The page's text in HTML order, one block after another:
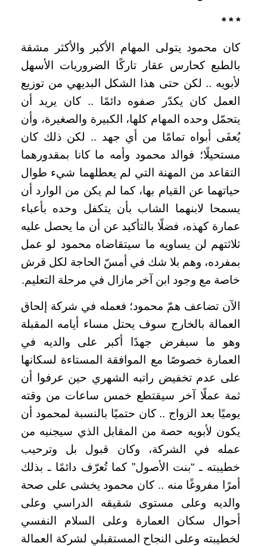
* * *
كان محمود يتولى المهام الأكبر والأكثر مشقة
بالطبع كحارس عقار تاركًا الضروريات الأسهل
لأبويه .. لكن حتى هذا الشكل البديهي من توزيع
العمل كان يكدّر صفوه دائمًا .. كان يريد أن
يتحمّل وحده المهام كلها، الكبيرة والصغيرة، وأن
يُعفَى أبواه تمامًا من أي جهد .. لكن ذلك كان
مستحيلًا؛ فوالد محمود وأمه ما كانا بمقدورهما
التقاعد من المهنة التي لم يعطلهما شيء طوال
حياتهما عن القيام بها، كما لم يكن من الوارد أن
يسمحا لابنهما الشاب بأن يتكفل وحده بأعباء
عمارة كهذه، فضلًا بالتأكيد عن أن ما يحصل عليه
ثلاثتهم لن يساويه ما سيتقاضاه محمود لو عمل
بمفرده، وهم بلا شك في أمسّ الحاجة لكل قرش
خاصة مع وجود ابن آخر مازال في مرحلة التعليم.
الآن تضاعف همّ محمود؛ فعمله في شركة إلحاق
العمالة بالخارج سوف يحتل مساء أيامه المقبلة
وهو ما سيفرض جهدًا أكبر على والديه في
العمارة خصوصًا مع الموافقة المستاءة لسكانها
على عدم تخفيض راتبه الشهري حين عرفوا أن
ثمة عملًا آخر سيقتطع خمس ساعات من وقته
يوميًا بعد الزواج .. كان حتميًا بالنسبة لمحمود أن
يكون لأبويه حصة من المقابل الذي سيجنيه من
عمله في الشركة، وكان قبول بل وترحيب
خطيبته ـ “بنت الأصول” كما تُعرّف دائمًا ـ بذلك
أمرًا مفروغًا منه .. كان محمود يخشى على صحة
والديه وعلى مستوى شقيقه الدراسي وعلى
أحوال سكان العمارة وعلى السلام النفسي
لخطيبته وعلى النجاح المستقبلي لشركة العمالة